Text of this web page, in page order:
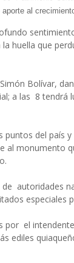
al
huella que
Bolívar,
a las 8 tendrá
del país
al monumento
autoridades
especiales
el
ediles